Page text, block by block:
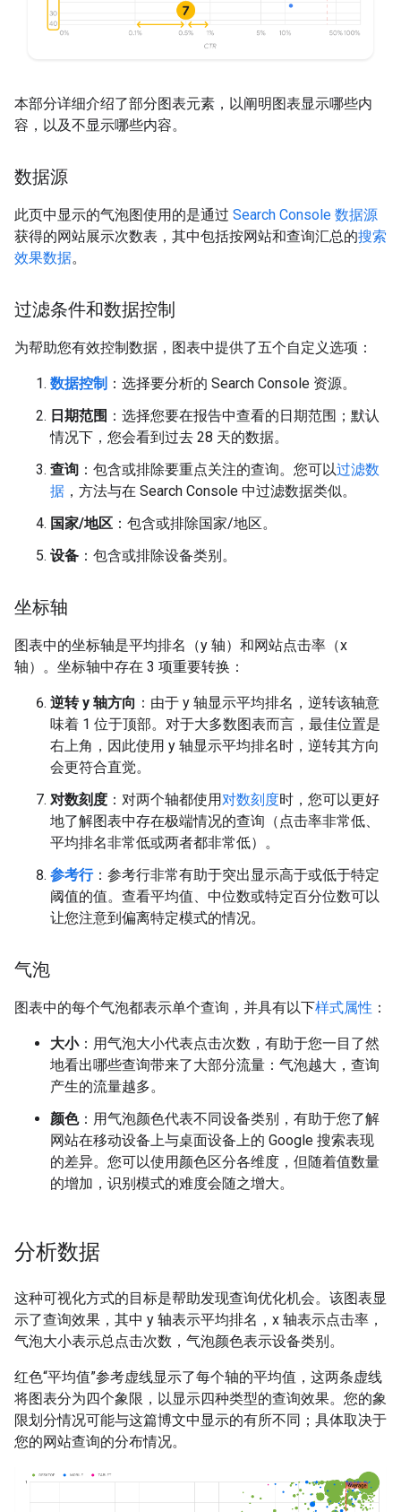
本部分详细介绍了部分图表元素，以阐明图表显示哪些内
容，以及不显示哪些内容。
数据源
此页中显示的气泡图使用的是通过 Search Console 数据源
获得的网站展示次数表，其中包括按网站和查询汇总的搜索
效果数据。
过滤条件和数据控制
为帮助您有效控制数据，图表中提供了五个自定义选项：
数据控制 ：选择要分析的 Search Console 资源。
日期范围 ：选择您要在报告中查看的日期范围；默认
情况下，您会看到过去 28 天的数据。
查询 ：包含或排除要重点关注的查询。您可以过滤数
据 ，方法与在 Search Console 中过滤数据类似。
国家/地区 ：包含或排除国家/地区。
设备 ：包含或排除设备类别。
坐标轴
图表中的坐标轴是平均排名（y 轴）和网站点击率（x
轴）。坐标轴中存在 3 项重要转换：
逆转 y 轴方向 ：由于 y 轴显示平均排名，逆转该轴意
味着 1 位于顶部。对于大多数图表而言，最佳位置是
右上角，因此使用 y 轴显示平均排名时，逆转其方向
会更符合直觉。
对数刻度 ：对两个轴都使用对数刻度时，您可以更好
地了解图表中存在极端情况的查询（点击率非常低、
平均排名非常低或两者都非常低）。
参考行：参考行非常有助于突出显示高于或低于特定
阈值的值。查看平均值、中位数或特定百分位数可以
让您注意到偏离特定模式的情况。
气泡
图表中的每个气泡都表示单个查询，并具有以下样式属性 ：
大小：用气泡大小代表点击次数，有助于您一目了然
地看出哪些查询带来了大部分流量：气泡越大，查询
产生的流量越多。
颜色：用气泡颜色代表不同设备类别，有助于您了解
网站在移动设备上与桌面设备上的 Google 搜索表现
的差异。您可以使用颜色区分各维度，但随着值数量
的增加，识别模式的难度会随之增大。
分析数据
这种可视化方式的目标是帮助发现查询优化机会。该图表显
示了查询效果，其中 y 轴表示平均排名，x 轴表示点击率，
气泡大小表示总点击次数，气泡颜色表示设备类别。
红色“平均值”参考虚线显示了每个轴的平均值，这两条虚线
将图表分为四个象限，以显示四种类型的查询效果。您的象
限划分情况可能与这篇博文中显示的有所不同；具体取决于
您的网站查询的分布情况。